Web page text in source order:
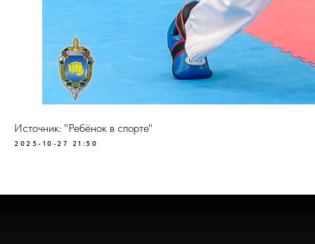
Источник: "Ребёнок в спорте"
2025-10-27 21:50